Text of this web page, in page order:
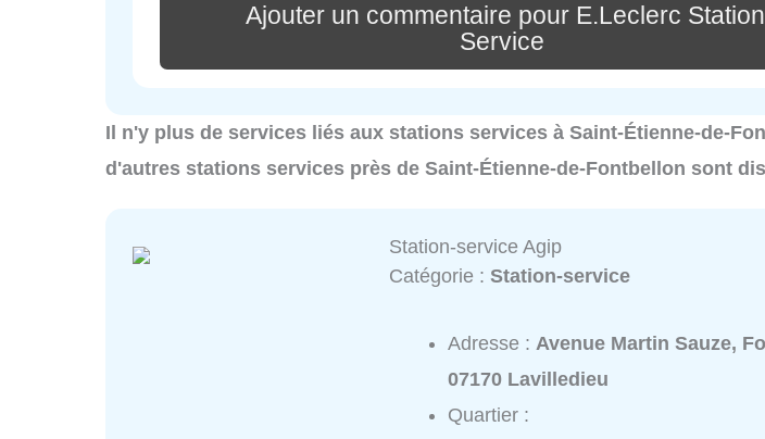
Ajouter un commentaire pour E.Leclerc Station
Service
Il n'y plus de services liés aux stations services à Saint-Étienne-de-
d'autres stations services près de Saint-Étienne-de-Fontbellon sont
Station-service Agip
Catégorie :Station-service
Adresse :Avenue Martin Sauze,
07170 Lavilledieu
Quartier :